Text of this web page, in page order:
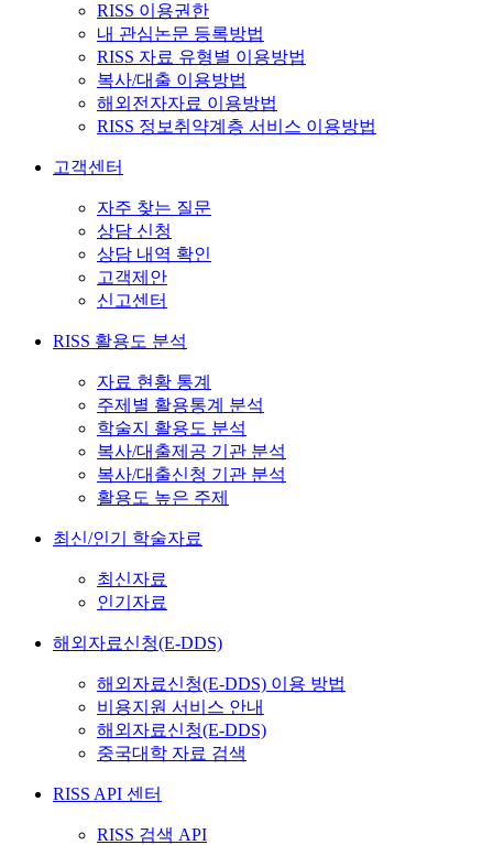
RISS 이용권한
내 관심논문 등록방법
RISS 자료 유형별 이용방법
복사/대출 이용방법
해외전자자료 이용방법
RISS 정보취약계층 서비스 이용방법
고객센터
자주 찾는 질문
상담 신청
상담 내역 확인
고객제안
신고센터
RISS 활용도 분석
자료 현황 통계
주제별 활용통계 분석
학술지 활용도 분석
복사/대출제공 기관 분석
복사/대출신청 기관 분석
활용도 높은 주제
최신/인기 학술자료
최신자료
인기자료
해외자료신청(E-DDS)
해외자료신청(E-DDS) 이용 방법
비용지원 서비스 안내
해외자료신청(E-DDS)
중국대학 자료 검색
RISS API 센터
RISS 검색 API